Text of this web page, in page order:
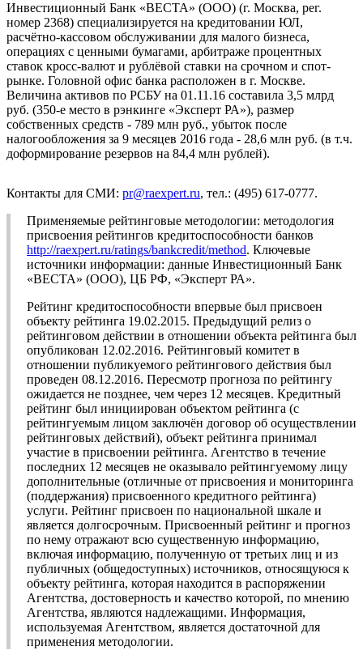
Инвестиционный Банк «ВЕСТА» (ООО) (г. Москва, рег.
номер 2368) специализируется на кредитовании ЮЛ,
расчётно-кассовом обслуживании для малого бизнеса,
операциях с ценными бумагами, арбитраже процентных
ставок кросс-валют и рублёвой ставки на срочном и спот-
рынке. Головной офис банка расположен в г. Москве.
Величина активов по РСБУ на 01.11.16 составила 3,5 млрд
руб. (350-е место в рэнкинге «Эксперт РА»), размер
собственных средств - 789 млн руб., убыток после
налогообложения за 9 месяцев 2016 года - 28,6 млн руб. (в т.ч.
доформирование резервов на 84,4 млн рублей).
Контакты для СМИ: pr@raexpert.ru, тел.: (495) 617-0777.
Применяемые рейтинговые методологии: методология
присвоения рейтингов кредитоспособности банков
http://raexpert.ru/ratings/bankcredit/method. Ключевые
источники информации: данные Инвестиционный Банк
«ВЕСТА» (ООО), ЦБ РФ, «Эксперт РА».
Рейтинг кредитоспособности впервые был присвоен
объекту рейтинга 19.02.2015. Предыдущий релиз о
рейтинговом действии в отношении объекта рейтинга был
опубликован 12.02.2016. Рейтинговый комитет в
отношении публикуемого рейтингового действия был
проведен 08.12.2016. Пересмотр прогноза по рейтингу
ожидается не позднее, чем через 12 месяцев. Кредитный
рейтинг был инициирован объектом рейтинга (с
рейтингуемым лицом заключён договор об осуществлении
рейтинговых действий), объект рейтинга принимал
участие в присвоении рейтинга. Агентство в течение
последних 12 месяцев не оказывало рейтингуемому лицу
дополнительные (отличные от присвоения и мониторинга
(поддержания) присвоенного кредитного рейтинга)
услуги. Рейтинг присвоен по национальной шкале и
является долгосрочным. Присвоенный рейтинг и прогноз
по нему отражают всю существенную информацию,
включая информацию, полученную от третьих лиц и из
публичных (общедоступных) источников, относящуюся к
объекту рейтинга, которая находится в распоряжении
Агентства, достоверность и качество которой, по мнению
Агентства, являются надлежащими. Информация,
используемая Агентством, является достаточной для
применения методологии.